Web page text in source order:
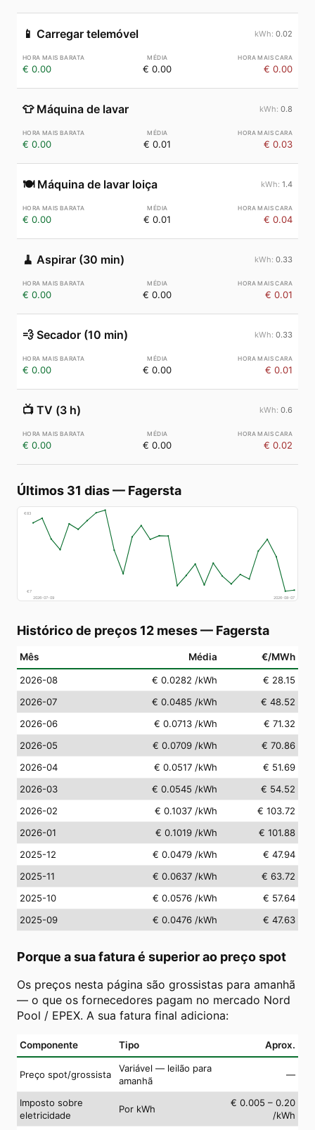
📱 Carregar telemóvel 0.02
€ 0.00 € 0.00 € 0.00
👕 Máquina de lavar 0.8
€ 0.00 € 0.01 € 0.03
🍽️ Máquina de lavar loiça 1.4
€ 0.00 € 0.01 € 0.04
🧹 Aspirar (30 min) 0.33
€ 0.00 € 0.00 € 0.01
💨 Secador (10 min) 0.33
€ 0.00 € 0.00 € 0.01
📺 TV (3 h) 0.6
€ 0.00 € 0.00 € 0.02
Últimos 31 dias— Fagersta
€83
€7
2026-07-09
2026-08-07
Histórico de preços 12 meses— Fagersta
Mês Média €/MWh
2026-08 € 0.0282 /kWh
€ 28.15
2026-07
€ 0.0485 /kWh
€ 48.52
2026-06
€ 0.0713 /kWh
€ 71.32
2026-05
€ 0.0709 /kWh
€ 70.86
2026-04
€ 0.0517 /kWh
€ 51.69
2026-03
€ 0.0545 /kWh
€ 54.52
2026-02
€ 0.1037 /kWh
€ 103.72
2026-01
€ 0.1019 /kWh
€ 101.88
2025-12
€ 0.0479 /kWh
€ 47.94
2025-11
€ 0.0637 /kWh
€ 63.72
2025-10
€ 0.0576 /kWh
€ 57.64
2025-09
€ 0.0476 /kWh € 47.63
Porque a sua fatura é superior ao preço spot
Os preços nesta página são grossistas para amanhã
— o que os fornecedores pagam no mercado Nord
Pool / EPEX. A sua fatura final adiciona:
Componente Tipo Aprox.
Preço spot/grossista
Variável — leilão para
amanhã
—
Imposto sobre
eletricidade
Por kWh
€ 0.005 – 0.20
/kWh